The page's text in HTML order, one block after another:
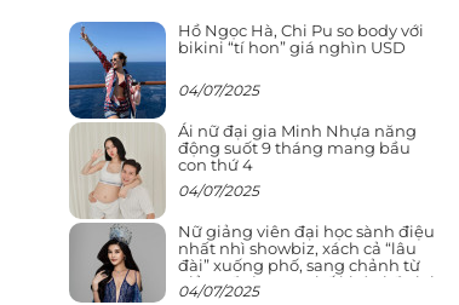
Hồ Ngọc Hà, Chi Pu so body với
bikini “tí hon” giá nghìn USD
04/07/2025
Ái nữ đại gia Minh Nhựa năng
động suốt 9 tháng mang bầu
con thứ 4
04/07/2025
Nữ giảng viên đại học sành điệu
nhất nhì showbiz, xách cả “lâu
đài” xuống phố, sang chảnh từ
giảng đường ra phố khó ai đọ lại
04/07/2025